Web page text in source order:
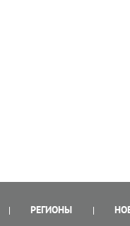
РЕГИОНЫ